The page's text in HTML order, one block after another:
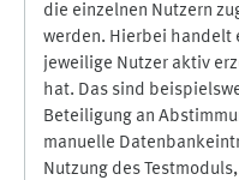
die einzelnen Nutzern
werden. Hierbei handelt
jeweilige Nutzer aktiv
hat. Das sind
Beteiligung an
manuelle
Nutzung des